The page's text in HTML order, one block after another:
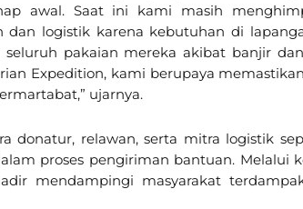
awal. Saat ini kami masih
logistik karena kebutuhan di
pakaian mereka akibat banjir
Expedition, kami berupaya
ujarnya.
donatur, relawan, serta mitra logistik
proses pengiriman bantuan. Melalui
mendampingi masyarakat